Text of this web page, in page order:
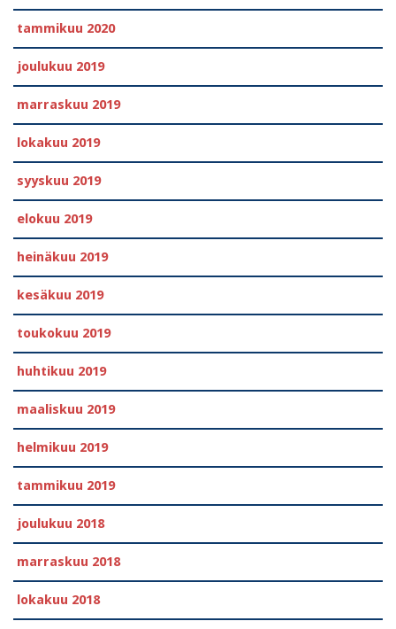
tammikuu 2020
joulukuu 2019
marraskuu 2019
lokakuu 2019
syyskuu 2019
elokuu 2019
heinäkuu 2019
kesäkuu 2019
toukokuu 2019
huhtikuu 2019
maaliskuu 2019
helmikuu 2019
tammikuu 2019
joulukuu 2018
marraskuu 2018
lokakuu 2018